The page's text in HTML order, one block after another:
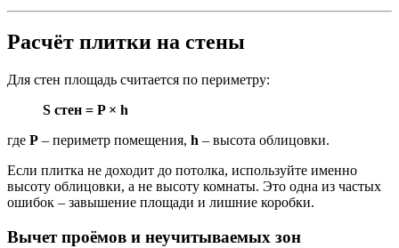
Расчёт плитки на стены
Для стен площадь считается по периметру:
S стен = P × h
где P – периметр помещения, h – высота облицовки.
Если плитка не доходит до потолка, используйте именно
высоту облицовки, а не высоту комнаты. Это одна из частых
ошибок – завышение площади и лишние коробки.
Вычет проёмов и неучитываемых зон